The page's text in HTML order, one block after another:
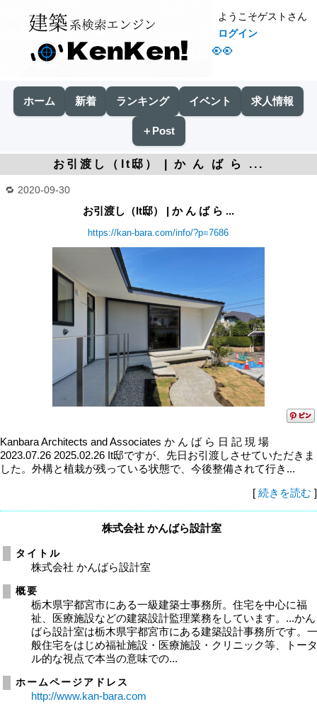
👀
ようこそゲストさん
ログイン
ホーム 新着 ランキング イベント 求人情報
＋Post
お引渡し（It邸） | か ん ば ら ...
2020-09-30
お引渡し（It邸） | か ん ば ら ...
https://kan-bara.com/info/?p=7686
Kanbara Architects and Associates か ん ば ら 日 記 現 場
2023.07.26 2025.02.26 It邸ですが、先日お引渡しさせていただきま
した。外構と植栽が残っている状態で、今後整備されて行き...
[ 続きを読む ]
株式会社 かんばら設計室
タイトル
株式会社 かんばら設計室
概要
栃木県宇都宮市にある一級建築士事務所。住宅を中心に福
祉、医療施設などの建築設計監理業務をしています。...かん
ばら設計室は栃木県宇都宮市にある建築設計事務所です。
般住宅をはじめ福祉施設・医療施設・クリニック等、トー
ル的な視点で本当の意味での...
ホームページアドレス
http://www.kan-bara.com